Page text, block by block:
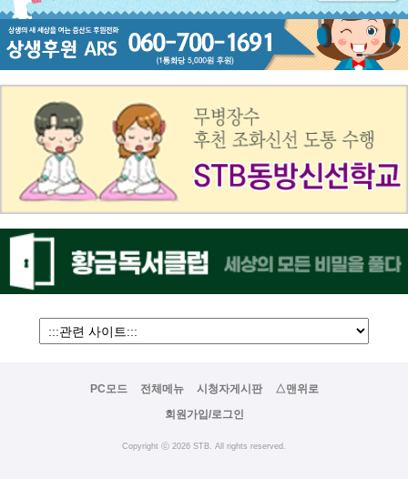
PC모드 전체메뉴 시청자게시판
△맨위로
회원가입/로그인
Copyright ⓒ 2026 STB. All rights reserved.